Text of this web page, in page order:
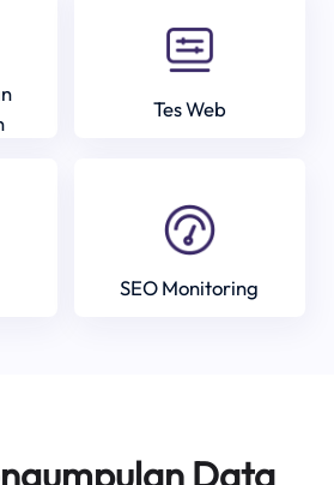
Tes Web
SEO Monitoring
Data